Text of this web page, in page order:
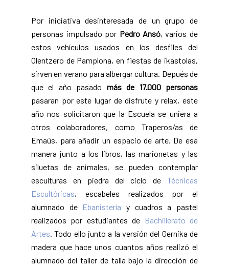
Por iniciativa desinteresada de un grupo de
personas impulsado por Pedro Ansó, varios de
estos vehículos usados en los desfiles del
Olentzero de Pamplona, en fiestas de ikastolas,
sirven en verano para albergar cultura. Depués de
que el año pasado más de 17.000 personas
pasaran por este lugar de disfrute y relax, este
año nos solicitaron que la Escuela se uniera a
otros colaboradores, como Traperos/as de
Emaús, para añadir un espacio de arte. De esa
manera junto a los libros, las marionetas y las
siluetas de animales, se pueden contemplar
esculturas en piedra del ciclo de Técnicas
Escultóricas, escabeles realizados por el
alumnado de Ebanistería y cuadros a pastel
realizados por estudiantes de Bachillerato de
Artes. Todo ello junto a la versión del Gernika de
madera que hace unos cuantos años realizó el
alumnado del taller de talla bajo la dirección de